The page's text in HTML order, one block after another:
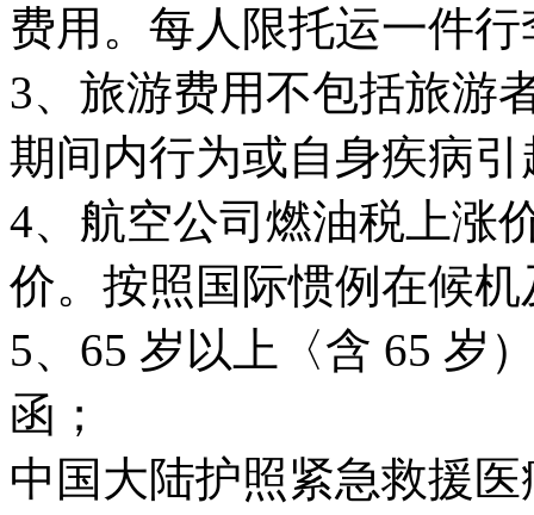
费用。每人限托运一件
3、旅游费用不包括旅游
期间内行为或自身疾病
4、航空公司燃油税上涨
价。按照国际惯例在候
5、65 岁以上〈含 65 岁
函；
中国大陆护照紧急救援